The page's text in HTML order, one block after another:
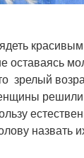
оставаясь
зрелый
назвать